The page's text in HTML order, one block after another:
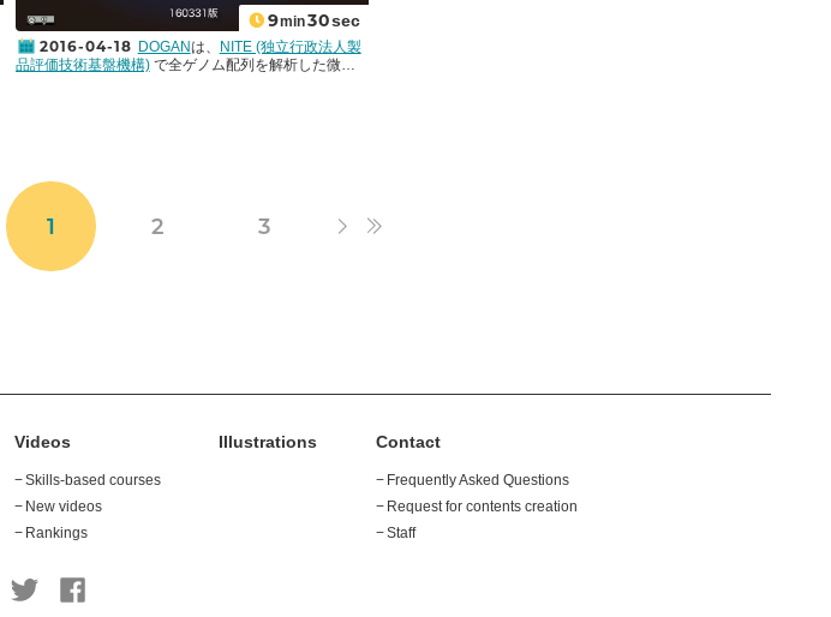
検索実行のコマンドとオプションのコマンド例
(legacy blastとblast +の比較）
説明
legacy blast blast+
検索(核
力ファイル
ファイル
検索(アミ
スをまと
"database1
出力アラ
インメン
ト数
指定
9min30sec
2016-04-18 DOGANは、
NITE (独立行政法人製
品評価技術基盤機構)で全ゲノム配列を解析した微生
1 2 3
Videos
Skills-based courses
New videos
Rankings
Illustrations Contact
Frequently Asked Questions
Request for contents creation
Staff